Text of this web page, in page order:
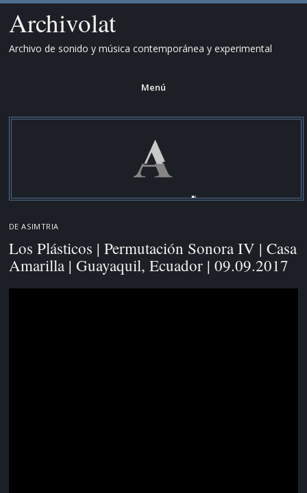
Archivolat
Archivo de sonido y música contemporánea y experimental
Menú
Saltar
DEASIMTRIA
Los Plásticos | Permutación Sonora IV | Casa
Amarilla | Guayaquil, Ecuador | 09.09.2017